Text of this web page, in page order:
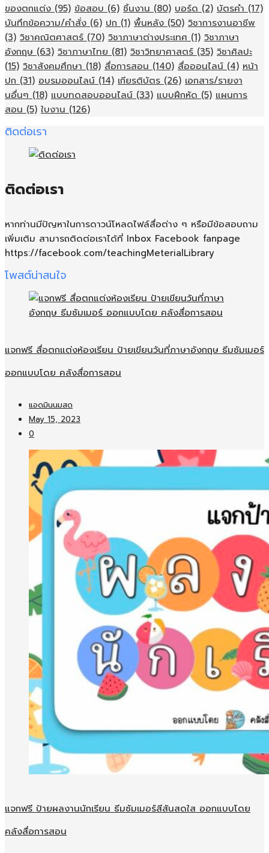
ของตกแต่ง (95) ข้อสอบ (6) ชิ้นงาน (80) บอร์ด (2) บัตรคำ (17)
บันทึกข้อความ/คำสั่ง (6) ปก (1) พื้นหลัง (50) วิชาการงานอาชีพ
(3) วิชาคณิตศาสตร์ (70) วิชาภาษาต่างประเทศ (1) วิชาภาษา
อังกฤษ (63) วิชาภาษาไทย (81) วิชาวิทยาศาสตร์ (35) วิชาศิลปะ
(15) วิชาสังคมศึกษา (18) สื่อการสอน (140) สื่อออนไลน์ (4) หน้า
ปก (31) อบรมออนไลน์ (14) เกียรติบัตร (26) เอกสาร/รายงา
นอื่นๆ (18) แบบทดสอบออนไลน์ (33) แบบฝึกหัด (5) แผนการ
สอน (5) ใบงาน (126)
ติดต่อเรา
ติดต่อเรา
หากท่านมีปัญหาในการดาวน์โหลดไฟล์สื่อต่าง ๆ หรือมีข้อสอบถาม
เพิ่มเติม สามารถติดต่อเราได้ที่ Inbox Facebook fanpage
https://facebook.com/teachingMeterialLibrary
โพสต์น่าสนใจ
แจกฟรี สื่อตกแต่งห้องเรียน ป้ายเขียนวันที่ภาษาอังกฤษ ธีมซัมเมอร์
ออกแบบโดย คลังสื่อการสอน
แอดมินนมสด
May 15, 2023
0
แจกฟรี ป้ายผลงานนักเรียน ธีมซัมเมอร์สีสันสดใส ออกแบบโดย
คลังสื่อการสอน